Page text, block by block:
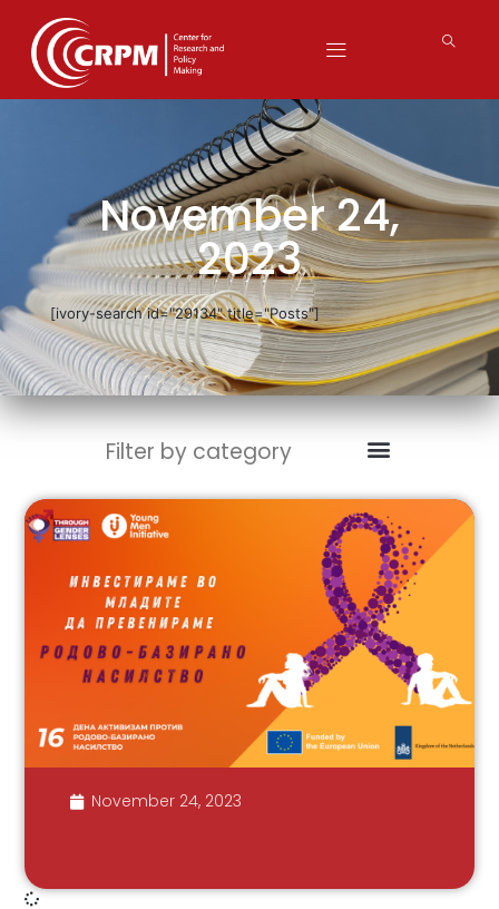
November 24,
2023
[ivory-search id="29134" title="Posts"]
Filter by category
November 24, 2023